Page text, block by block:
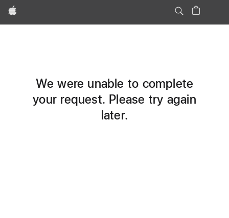
Apple
We were unable to complete
your request. Please try again
later.